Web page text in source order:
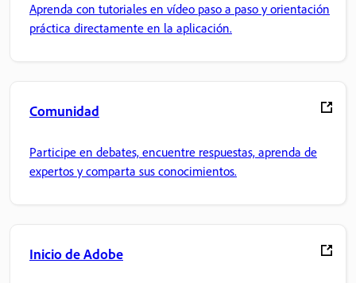
Aprenda con tutoriales en vídeo paso a paso y orientación
práctica directamente en la aplicación.
Comunidad
Participe en debates, encuentre respuestas, aprenda de
expertos y comparta sus conocimientos.
Inicio de Adobe